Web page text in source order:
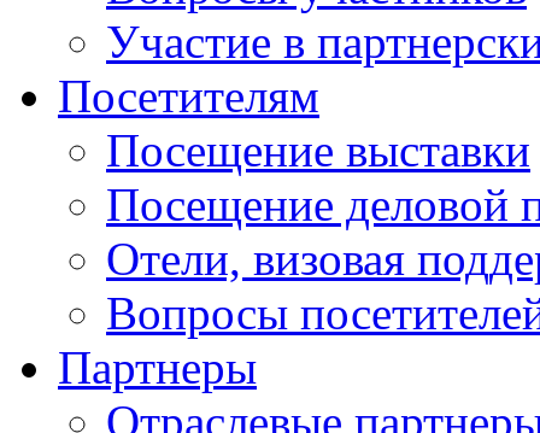
Участие в
Посетителям
Посещение выставки
Посещение деловой
Отели, визовая
Вопросы
Партнеры
Отраслевые